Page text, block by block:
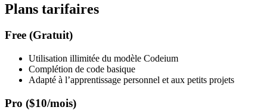
Plans tarifaires
Free (Gratuit)
Utilisation illimitée du modèle Codeium
Complétion de code basique
Adapté à l’apprentissage personnel et aux petits projets
Pro ($10/mois)